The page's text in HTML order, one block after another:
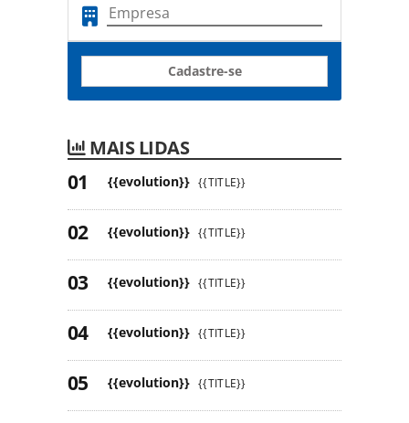
Cadastre-se
MAIS LIDAS
{{evolution}} {{TITLE}}
{{evolution}} {{TITLE}}
{{evolution}} {{TITLE}}
{{evolution}} {{TITLE}}
{{evolution}} {{TITLE}}